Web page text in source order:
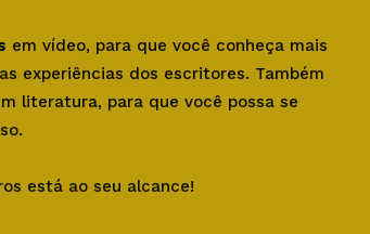
em vídeo, para que você conheça mais
experiências dos escritores. Também
literatura, para que você possa se
está ao seu alcance!